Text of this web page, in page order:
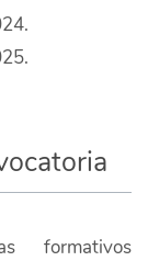
formativos